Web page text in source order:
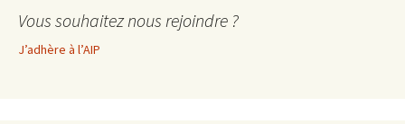
Vous souhaitez nous rejoindre ?
J’adhère à l’AIP